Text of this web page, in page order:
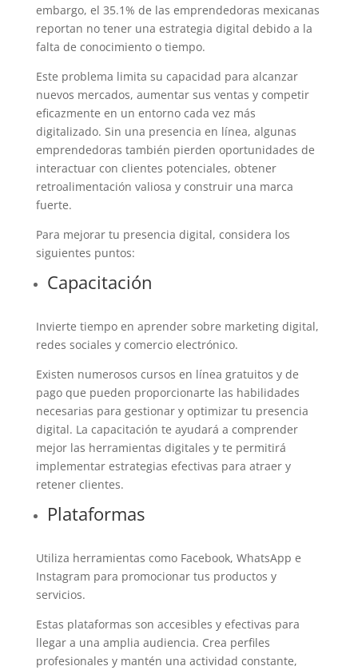
embargo, el 35.1% de las emprendedoras mexicanas
reportan no tener una estrategia digital debido a la
falta de conocimiento o tiempo.
Este problema limita su capacidad para alcanzar
nuevos mercados, aumentar sus ventas y competir
eficazmente en un entorno cada vez más
digitalizado. Sin una presencia en línea, algunas
emprendedoras también pierden oportunidades de
interactuar con clientes potenciales, obtener
retroalimentación valiosa y construir una marca
fuerte.
Para mejorar tu presencia digital, considera los
siguientes puntos:
Capacitación
Invierte tiempo en aprender sobre marketing digital,
redes sociales y comercio electrónico.
Existen numerosos cursos en línea gratuitos y de
pago que pueden proporcionarte las habilidades
necesarias para gestionar y optimizar tu presencia
digital. La capacitación te ayudará a comprender
mejor las herramientas digitales y te permitirá
implementar estrategias efectivas para atraer y
retener clientes.
Plataformas
Utiliza herramientas como Facebook, WhatsApp e
Instagram para promocionar tus productos y
servicios.
Estas plataformas son accesibles y efectivas para
llegar a una amplia audiencia. Crea perfiles
profesionales y mantén una actividad constante,